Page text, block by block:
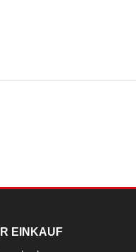
EINKAUF